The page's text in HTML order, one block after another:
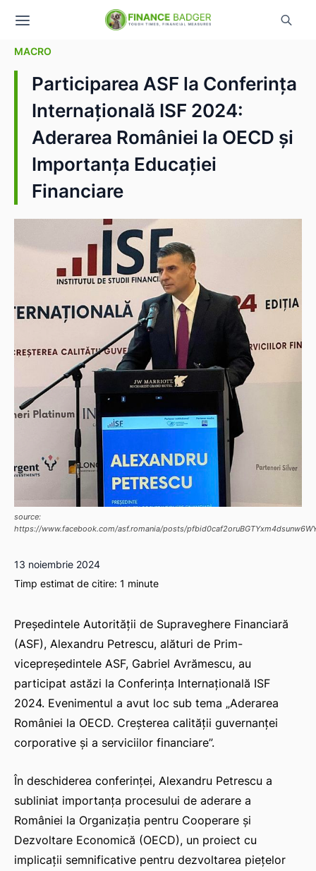
MACRO
Participarea ASF la Conferința
Internațională ISF 2024:
Aderarea României la OECD și
Importanța Educației
Financiare
source:
https://www.facebook.com/asf.romania/posts/
13 noiembrie 2024
Timp estimat de citire: 1 minute
Președintele Autorității de Supraveghere Financiară
(ASF), Alexandru Petrescu, alături de Prim-
vicepreședintele ASF, Gabriel Avrămescu, au
participat astăzi la Conferința Internațională ISF
2024. Evenimentul a avut loc sub tema „Aderarea
României la OECD. Creșterea calității guvernanței
corporative și a serviciilor financiare”.
În deschiderea conferinței, Alexandru Petrescu a
subliniat importanța procesului de aderare a
României la Organizația pentru Cooperare și
Dezvoltare Economică (OECD), un proiect cu
implicații semnificative pentru dezvoltarea piețelor